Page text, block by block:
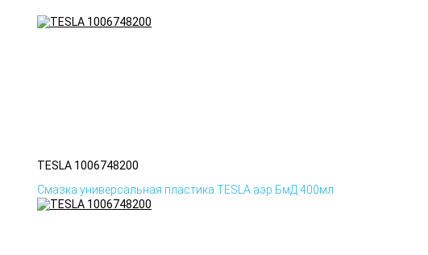
TESLA 1006748200
Смазка универсальная пластика TESLA аэр БмД 400мл